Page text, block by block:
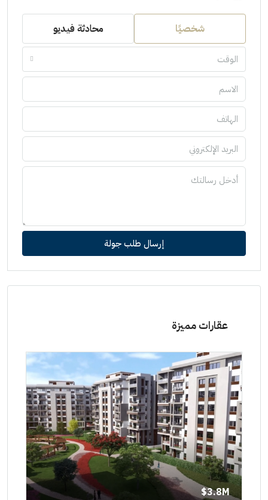
شخصيًا محادثة فيديو
الوقت
إرسال طلب جولة
عقارات مميزة
3.8M$